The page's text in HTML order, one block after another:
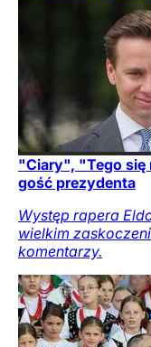
"Ciary", "Tego się
gość prezydenta
Występ rapera
wielkim
komentarzy.